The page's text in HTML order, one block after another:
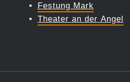
Festung Mark
Theater an der Angel